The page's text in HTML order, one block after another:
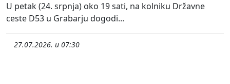
U petak (24. srpnja) oko 19 sati, na kolniku Državne
ceste D53 u Grabarju dogodi...
27.07.2026. u 07:30